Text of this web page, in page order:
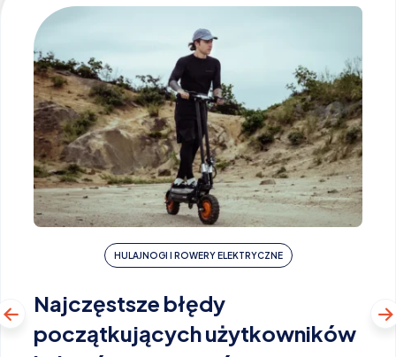
HULAJNOGI I ROWERY ELEKTRYCZNE
Najczęstsze błędy
początkujących użytkowników